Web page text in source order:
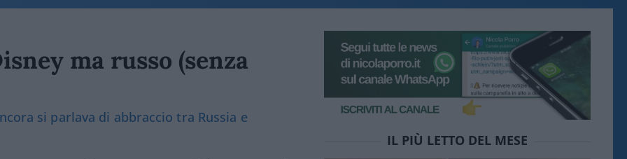
ma russo (senza
si parlava di abbraccio tra Russia e
IL PIÙ LETTO DEL MESE